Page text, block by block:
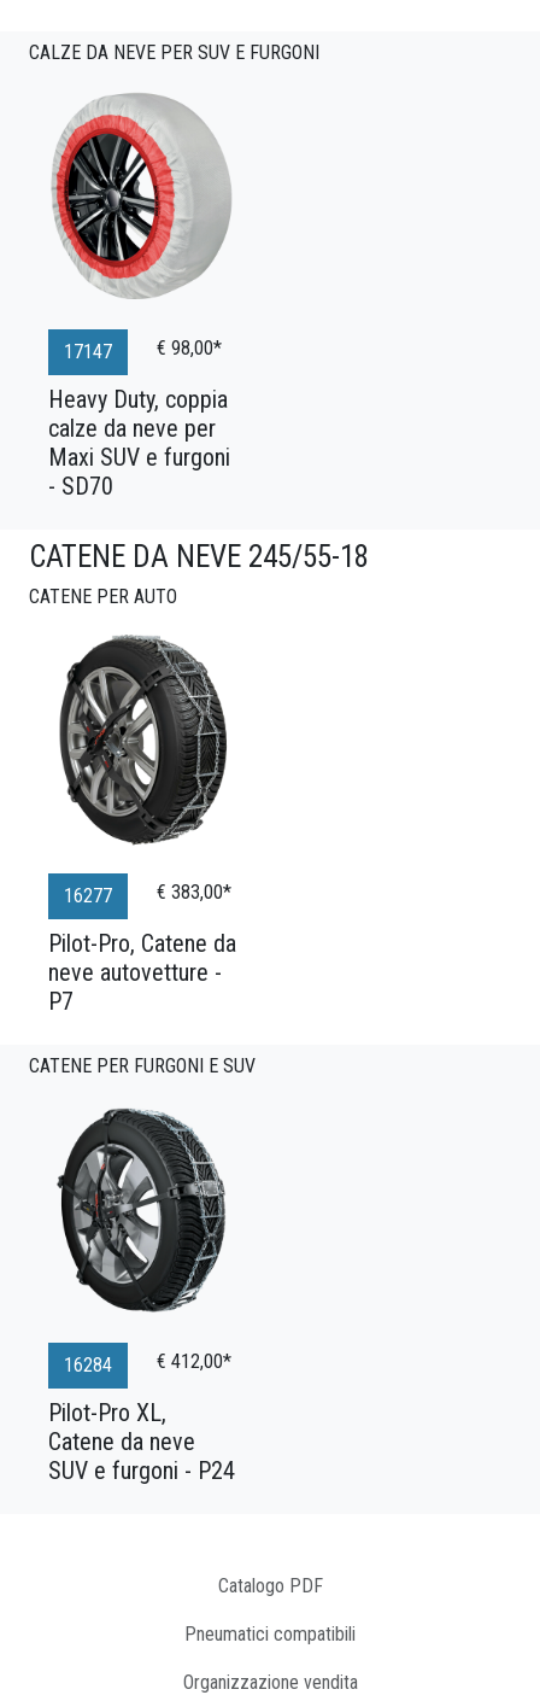
CALZE DA NEVE PER SUV E FURGONI
17147 € 98,00*
Heavy Duty, coppia
calze da neve per
Maxi SUV e furgoni
- SD70
CATENE DA NEVE 245/55-18
CATENE PER AUTO
16277 € 383,00*
Pilot-Pro, Catene da
neve autovetture -
P7
CATENE PER FURGONI E SUV
16284 € 412,00*
Pilot-Pro XL,
Catene da neve
SUV e furgoni - P24
Catalogo PDF
Pneumatici compatibili
Organizzazione vendita